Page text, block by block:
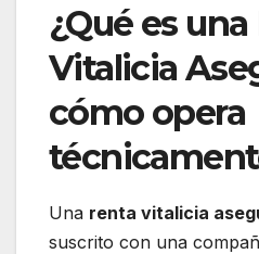
¿Qué es
Vitalicia
cómo opera
Una renta vitalicia
suscrito con una